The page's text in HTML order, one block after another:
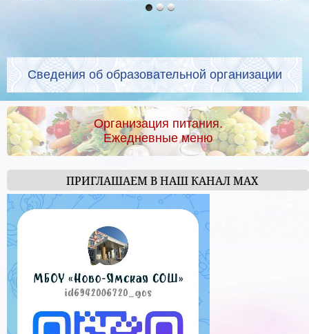
Сведения об образовательной организации
Организация питания.
Ежедневные меню
ПРИГЛАШАЕМ В НАШ КАНАЛ МАХ